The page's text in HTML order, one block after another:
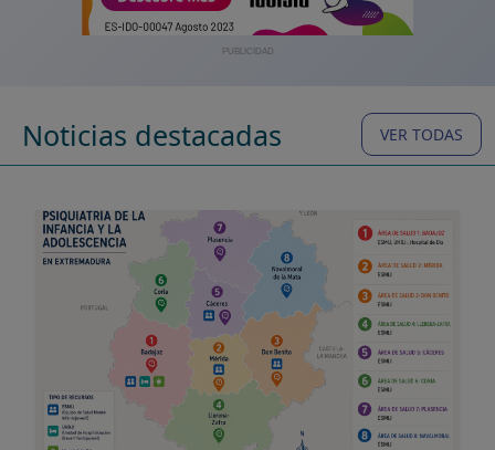
PUBLICIDAD
Noticias destacadas VER TODAS